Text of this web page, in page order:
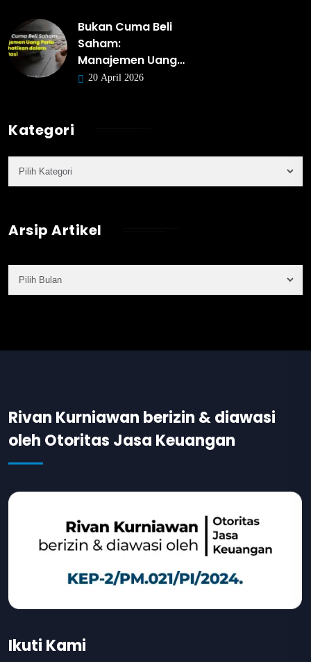
Bukan Cuma Beli
Saham:
Manajemen Uang…
20 April 2026
Kategori
Arsip Artikel
Rivan Kurniawan berizin & diawasi
oleh Otoritas Jasa Keuangan
Ikuti Kami